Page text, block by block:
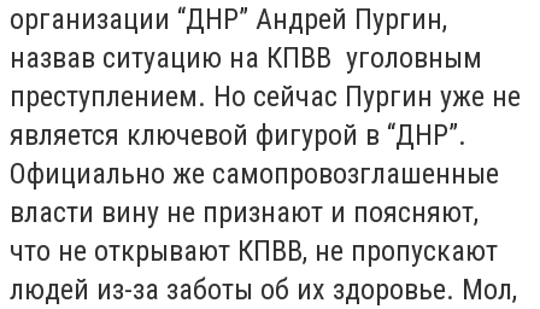
организации “ДНР” Андрей Пургин,
назвав ситуацию на КПВВ уголовным
преступлением. Но сейчас Пургин уже не
является ключевой фигурой в “ДНР”.
Официально же самопровозглашенные
власти вину не признают и поясняют,
что не открывают КПВВ, не пропускают
людей из-за заботы об их здоровье. Мол,